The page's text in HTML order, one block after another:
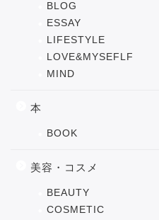
BLOG
ESSAY
LIFESTYLE
LOVE&MYSEFLF
MIND
本
BOOK
美容・コスメ
BEAUTY
COSMETIC